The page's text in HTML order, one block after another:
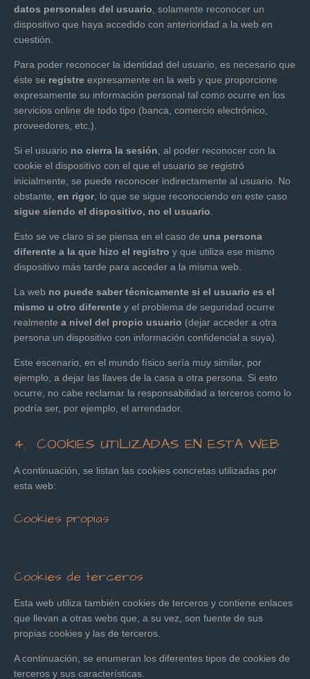
datos personales del usuario , solamente reconocer un
dispositivo que haya accedido con anterioridad a la web en
cuestión.
Para poder reconocer la identidad del usuario, es necesario que
éste se registre expresamente en la web y que proporcione
expresamente su información personal tal como ocurre en los
servicios online de todo tipo (banca, comercio electrónico,
proveedores, etc.).
Si el usuario no cierra la sesión , al poder reconocer con la
cookie el dispositivo con el que el usuario se registró
inicialmente, se puede reconocer indirectamente al usuario. No
obstante, en rigor, lo que se sigue reconociendo en este caso
sigue siendo el dispositivo, no el usuario
Esto se ve claro si se piensa en el caso de una persona
diferente a la que hizo el registro y que utiliza ese mismo
dispositivo más tarde para acceder a la misma web.
La web no puede saber técnicamente si el usuario es el
mismo u otro diferente y el problema de seguridad ocurre
realmente a nivel del propio usuario (dejar acceder a otra
persona un dispositivo con información confidencial a suya).
Este escenario, en el mundo físico sería muy similar, por
ejemplo, a dejar las llaves de la casa a otra persona. Si esto
ocurre, no cabe reclamar la responsabilidad a terceros como lo
podría ser, por ejemplo, el arrendador.
4. COOKIES UTILIZADAS EN ESTA WEB
A continuación, se listan las cookies concretas utilizadas por
esta web:
Cookies propias
Cookies de terceros
Esta web utiliza también cookies de terceros y contiene enlaces
que llevan a otras webs que, a su vez, son fuente de sus
propias cookies y las de terceros.
A continuación, se enumeran los diferentes tipos de cookies de
terceros y sus características.